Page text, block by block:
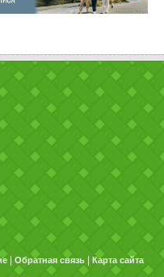
Обратная связь Карта сайта